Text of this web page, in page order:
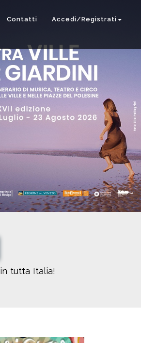
Contatti Accedi/Registrati
in tutta Italia!